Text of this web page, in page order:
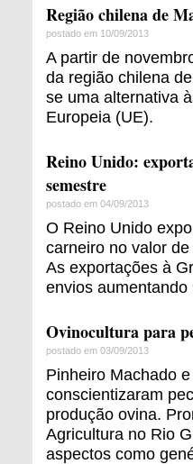
Região chilena de
postado em 10/09/2013
A partir de
da região chilena
se uma alternativa
Europeia (UE).
Reino Unido:
semestre
postado em 04/09/2013
O Reino Unido
carneiro no valor
As exportações à
envios
Ovinocultura para
postado em 03/09/2013
Pinheiro Machado
conscientizaram
produção ovina.
Agricultura no Rio
aspectos como